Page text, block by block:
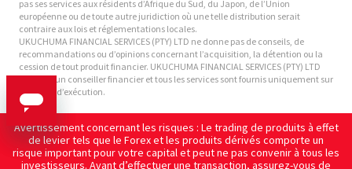
pas ses services aux résidents d’Afrique du Sud, du Japon, de l’Union
européenne ou de toute autre juridiction où une telle distribution serait
contraire aux lois et réglementations locales.
UKUCHUMA FINANCIAL SERVICES (PTY) LTD ne donne pas de conseils, de
recommandations ou d’opinions concernant l’acquisition, la détention ou la
cession de tout produit financier. UKUCHUMA FINANCIAL SERVICES (PTY) LTD
n’est pas un conseiller financier et tous les services sont fournis uniquement sur
une base d’exécution.
Avertissement concernant les risques : Le trading de produits à effet
de levier tels que le Forex et les produits dérivés comporte un
risque important pour votre capital et peut ne pas convenir à tous les
investisseurs. Avant d’effectuer une transaction, assurez-vous de